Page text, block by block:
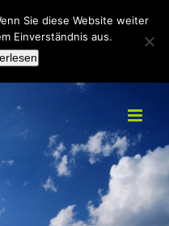
salutis.de
Sie diese Website weiter
Einverständnis aus.